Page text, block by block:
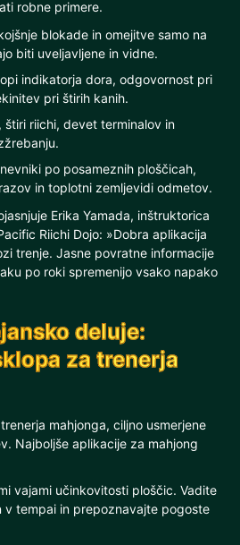
robne primere.
blokade in omejitve samo na
biti uveljavljene in vidne.
indikatorja dora, odgovornost pri
pri štirih kanih.
štiri riichi, devet terminalov in
po posameznih ploščicah,
in toplotni zemljevidi odmetov.
Erika Yamada, inštruktorica
Riichi Dojo: »Dobra aplikacija
trenje. Jasne povratne informacije
po roki spremenijo vsako napako
deluje:
za trenerja
mahjonga, ciljno usmerjene
Najboljše aplikacije za mahjong
vajami učinkovitosti ploščic. Vadite
v tempai in prepoznavajte pogoste